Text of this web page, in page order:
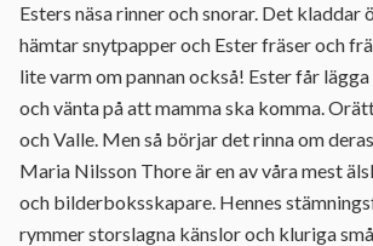
Esters näsa rinner och snorar. Det kladdar
hämtar snytpapper och Ester fräser och
lite varm om pannan också! Ester får
och vänta på att mamma ska komma.
och Valle. Men så börjar det rinna om
Maria Nilsson Thore är en av våra mest
och bilderboksskapare. Hennes
rymmer storslagna känslor och kluriga